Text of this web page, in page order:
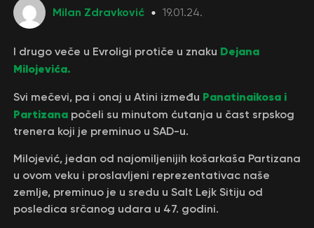
Milan Zdravković 19.01.24.
I drugo veče u Evroligi protiče u znaku Dejana
Milojevića.
Svi mečevi, pa i onaj u Atini između Panatinaikosa i
Partizanapočeli su minutom ćutanja u čast srpskog
trenera koji je preminuo u SAD-u.
Milojević, jedan od najomiljenijih košarkaša Partizana
u ovom veku i proslavljeni reprezentativac naše
zemlje, preminuo je u sredu u Salt Lejk Sitiju od
posledica srčanog udara u 47. godini.